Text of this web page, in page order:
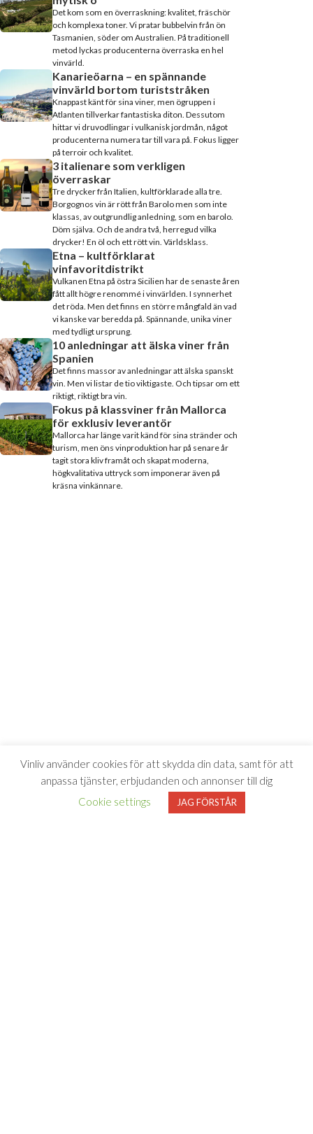
Det kom som en överraskning: kvalitet, fräschör
och komplexa toner. Vi pratar bubbelvin från ön
Tasmanien, söder om Australien. På traditionell
metod lyckas producenterna överraska en hel
vinvärld.
Kanarieöarna – en spännande
vinvärld bortom turiststråken
Knappast känt för sina viner, men ögruppen i
Atlanten tillverkar fantastiska diton. Dessutom
hittar vi druvodlingar i vulkanisk jordmån, något
producenterna numera tar till vara på. Fokus ligger
på terroir och kvalitet.
3 italienare som verkligen
överraskar
Tre drycker från Italien, kultförklarade alla tre.
Borgognos vin är rött från Barolo men som inte
klassas, av outgrundlig anledning, som en barolo.
Döm själva. Och de andra två, herregud vilka
drycker! En öl och ett rött vin. Världsklass.
Etna – kultförklarat
vinfavoritdistrikt
Vulkanen Etna på östra Sicilien har de senaste åren
fått allt högre renommé i vinvärlden. I synnerhet
det röda. Men det finns en större mångfald än vad
vi kanske var beredda på. Spännande, unika viner
med tydligt ursprung.
10 anledningar att älska viner från
Spanien
Det finns massor av anledningar att älska spanskt
vin. Men vi listar de tio viktigaste. Och tipsar om ett
riktigt, riktigt bra vin.
Fokus på klassviner från Mallorca
för exklusiv leverantör
Mallorca har länge varit känd för sina stränder och
turism, men öns vinproduktion har på senare år
tagit stora kliv framåt och skapat moderna,
högkvalitativa uttryck som imponerar även på
kräsna vinkännare.
Vinliv använder cookies för att skydda din data, samt för att
anpassa tjänster, erbjudanden och annonser till dig
Cookie settings
JAG FÖRSTÅR